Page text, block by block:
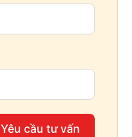
Yêu cầu tư vấn